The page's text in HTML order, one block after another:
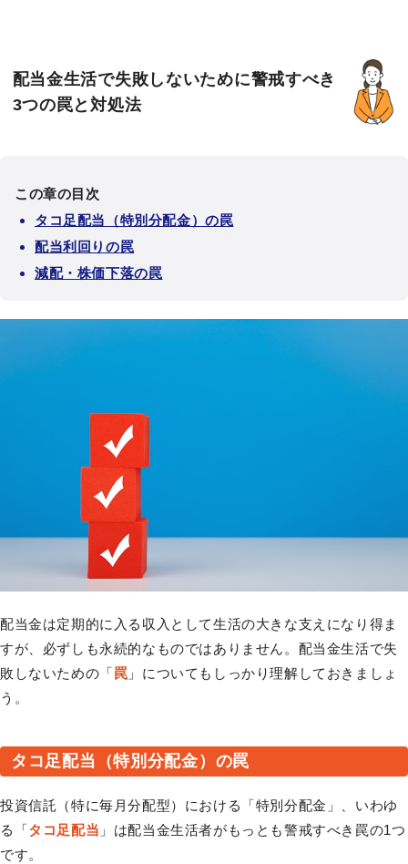
配当金生活で失敗しないために警戒すべき
3つの罠と対処法
この章の目次
タコ足配当（特別分配金）の罠
配当利回りの罠
減配・株価下落の罠
配当金は定期的に入る収入として生活の大きな支えになり得ま
すが、必ずしも永続的なものではありません。配当金生活で失
敗しないための「罠 」についてもしっかり理解しておきましょ
う。
タコ足配当（特別分配金）の罠
投資信託（特に毎月分配型）における「特別分配金」、いわゆ
る「タコ足配当 」は配当金生活者がもっとも警戒すべき罠の1つ
です。